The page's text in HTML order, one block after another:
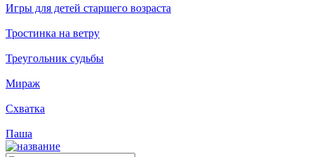
Игры для детей старшего возраста
Тростинка на ветру
Треугольник судьбы
Мираж
Схватка
Паша